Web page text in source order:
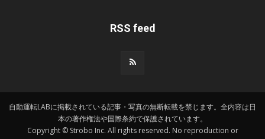
RSS feed
自動運転LABに掲載されている記事・写真の無断転載を禁じます。全内容は日
本の著作権法や国際条約で保護されています。
Copyright © Strobo Inc. All rights reserved. No reproduction or